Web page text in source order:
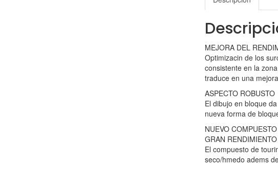
MEJORA DEL
Optimizacin de los
consistente en la
traduce en una
ASPECTO ROBUSTO
El dibujo en bloque
nueva forma de
NUEVO COMPUESTO
GRAN
El compuesto de
seco/hmedo adems